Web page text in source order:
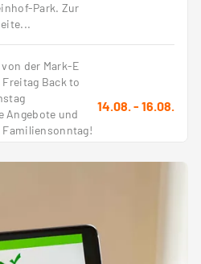
Park. Zur
der Mark-E
Back to
Angebote und
Familiensonntag!
14.08.- 16.08.
E: 40 Jahre Muschelsalat!
Veranstaltungsseite ...